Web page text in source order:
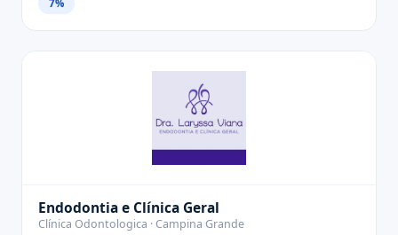
7%
Endodontia e Clínica Geral
Clínica Odontologica · Campina Grande